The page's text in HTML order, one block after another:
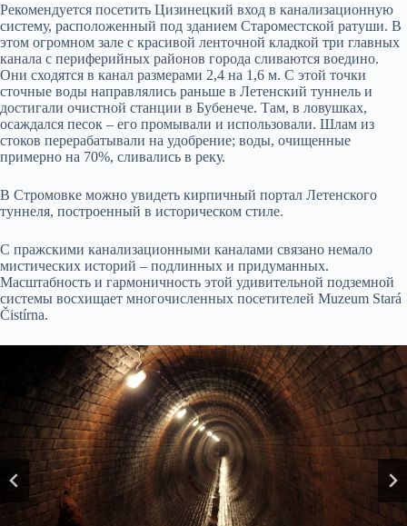
Рекомендуется посетить Цизинецкий вход в канализационную
систему, расположенный под зданием Староместской ратуши. В
этом огромном зале с красивой ленточной кладкой три главных
канала с периферийных районов города сливаются воедино.
Они сходятся в канал размерами 2,4 на 1,6 м. С этой точки
сточные воды направлялись раньше в Летенский туннель и
достигали очистной станции в Бубенече. Там, в ловушках,
осаждался песок – его промывали и использовали. Шлам из
стоков перерабатывали на удобрение; воды, очищенные
примерно на 70%, сливались в реку.
В Стромовке можно увидеть кирпичный портал Летенского
туннеля, построенный в историческом стиле.
С пражскими канализационными каналами связано немало
мистических историй – подлинных и придуманных.
Масштабность и гармоничность этой удивительной подземной
системы восхищает многочисленных посетителей Muzeum Stará
Čistírna.